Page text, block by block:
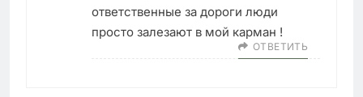
ответственные за дороги люди
просто залезают в мой карман !
ОТВЕТИТЬ